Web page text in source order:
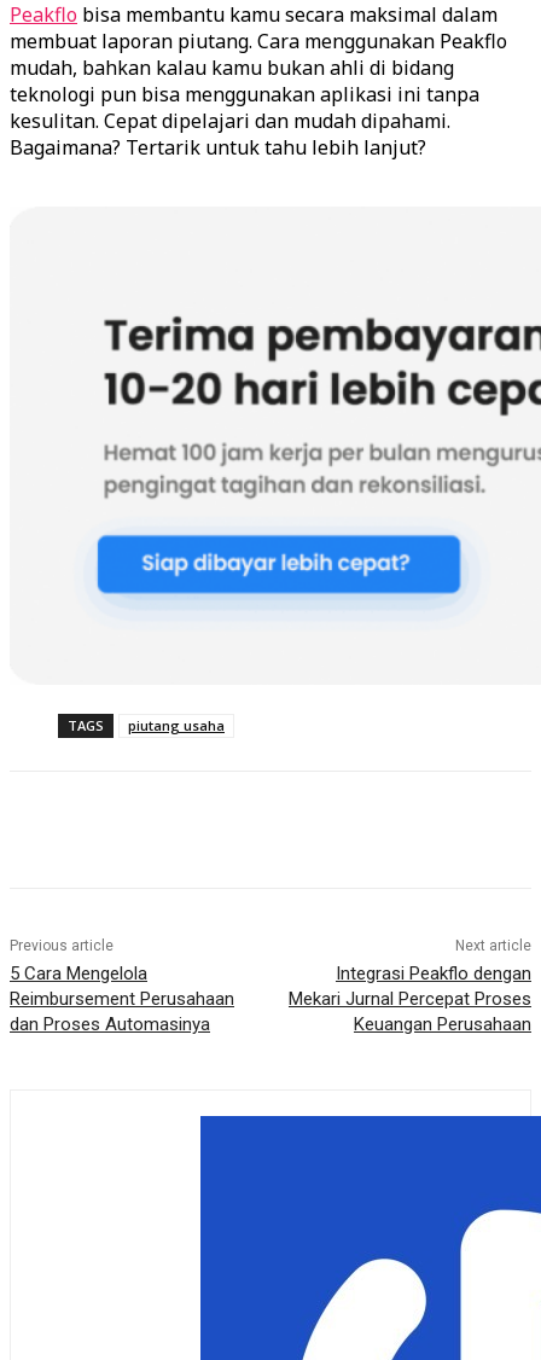
Peakflo bisa membantu kamu secara maksimal dalam
membuat laporan piutang. Cara menggunakan Peakflo
mudah, bahkan kalau kamu bukan ahli di bidang
teknologi pun bisa menggunakan aplikasi ini tanpa
kesulitan. Cepat dipelajari dan mudah dipahami.
Bagaimana? Tertarik untuk tahu lebih lanjut?
TAGS piutang usaha
Previous article
5 Cara Mengelola
Reimbursement Perusahaan
dan Proses Automasinya
Next article
Integrasi Peakflo dengan
Mekari Jurnal Percepat Proses
Keuangan Perusahaan